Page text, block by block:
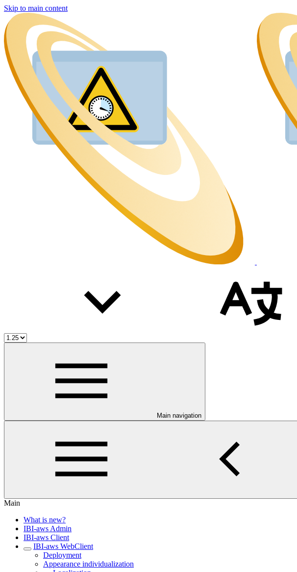
Skip to main content
Main navigation
Main
What is new?
IBI-aws Admin
IBI-aws Client
IBI-aws WebClient
Deployment
Appearance individualization